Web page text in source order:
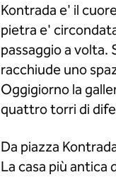
Kontrada e' il
pietra e'
passaggio a volta.
racchiude uno
Oggigiorno la
quattro torri di
Da piazza
La casa più antica